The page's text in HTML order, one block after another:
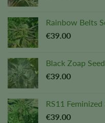
Rainbow Belts
€39.00
Black Zoap
€39.00
RS11 Feminized
€39.00